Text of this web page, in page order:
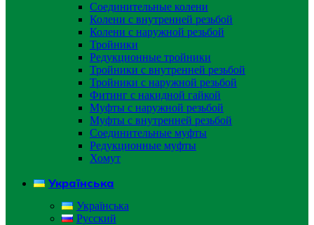
Соединительные колени
Колени с внутренней резьбой
Колени с наружной резьбой
Тройники
Редукционные тройники
Тройники с внутренней резьбой
Тройники с наружной резьбой
Фитинг с накидной гайкой
Муфты с наружной резьбой
Муфты с внутренней резьбой
Соединительные муфты
Редукционные муфты
Хомут
Українська
Українська
Русский